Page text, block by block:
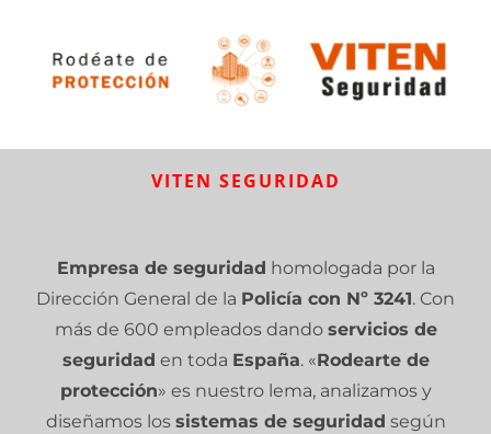
VITEN SEGURIDAD
Empresa de seguridad homologada por la
Dirección General de la Policía con Nº 3241. Con
más de 600 empleados dando servicios de
seguridad en toda España. «Rodearte de
protección» es nuestro lema, analizamos y
diseñamos los sistemas de seguridad según